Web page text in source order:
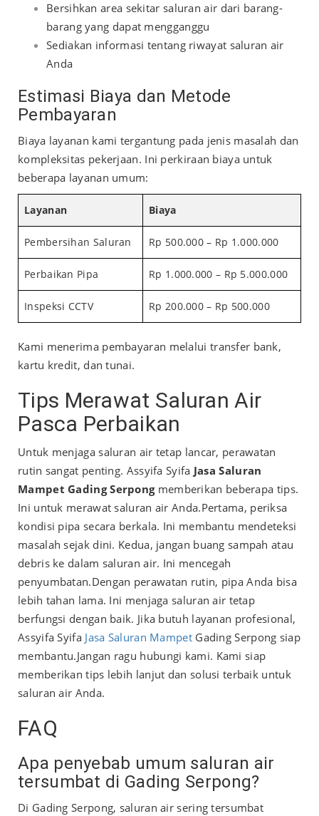
Bersihkan area sekitar saluran air dari barang-
barang yang dapat mengganggu
Sediakan informasi tentang riwayat saluran air
Anda
Estimasi Biaya dan Metode
Pembayaran
Biaya layanan kami tergantung pada jenis masalah dan
kompleksitas pekerjaan. Ini perkiraan biaya untuk
beberapa layanan umum:
Layanan Biaya
Pembersihan Saluran Rp 500.000 – Rp 1.000.000
Perbaikan Pipa Rp 1.000.000 – Rp 5.000.000
Inspeksi CCTV Rp 200.000 – Rp 500.000
Kami menerima pembayaran melalui transfer bank,
kartu kredit, dan tunai.
Tips Merawat Saluran Air
Pasca Perbaikan
Untuk menjaga saluran air tetap lancar, perawatan
rutin sangat penting. Assyifa Syifa Jasa Saluran
Mampet Gading Serpongmemberikan beberapa tips.
Ini untuk merawat saluran air Anda.Pertama, periksa
kondisi pipa secara berkala. Ini membantu mendeteksi
masalah sejak dini. Kedua, jangan buang sampah atau
debris ke dalam saluran air. Ini mencegah
penyumbatan.Dengan perawatan rutin, pipa Anda bisa
lebih tahan lama. Ini menjaga saluran air tetap
berfungsi dengan baik. Jika butuh layanan profesional,
Assyifa Syifa Jasa Saluran MampetGading Serpong siap
membantu.Jangan ragu hubungi kami. Kami siap
memberikan tips lebih lanjut dan solusi terbaik untuk
saluran air Anda.
FAQ
Apa penyebab umum saluran air
tersumbat di Gading Serpong?
Di Gading Serpong, saluran air sering tersumbat